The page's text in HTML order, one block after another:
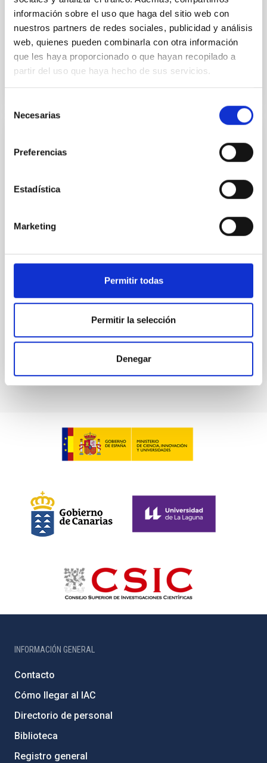
información sobre el uso que haga del sitio web con
nuestros partners de redes sociales, publicidad y análisis
web, quienes pueden combinarla con otra información
que les haya proporcionado o que hayan recopilado a
partir del uso que haya hecho de sus servicios.
Necesarias
Preferencias
Estadística
Marketing
Permitir todas
Permitir la selección
Denegar
Anteriores
SYMPOSIO EUCLID SPAIN 2026
WEB DEL SIMPOSIO EUCLIDSPAIN 2026
XXXVI Escuela de Invierno
Canarias, organizada por el Instituto de Astrofísica
ópticas clave para la astronomía. La escuela, que se
de las Mantecas, 38320 La Laguna, Santa Cruz
Fecha
17/11/2025-22/11/2025
WINTER SCHOOL 2025
INFORMACIÓN GENERAL
Contacto
Cómo llegar al IAC
Directorio de personal
Biblioteca
Registro general